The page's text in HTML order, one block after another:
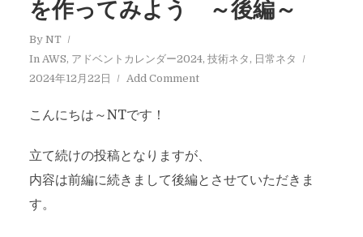
を作ってみよう ～後編～
By NT
In AWS, アドベントカレンダー2024, 技術ネタ , 日常ネタ
2024年12月22日
Add Comment
こんにちは～NTです！
立て続けの投稿となりますが、
内容は前編に続きまして後編とさせていただきま
す。